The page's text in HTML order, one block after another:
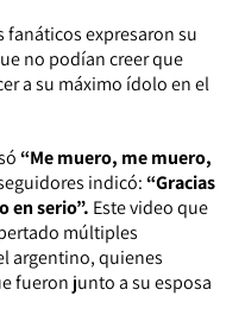
fanáticos expresaron su
no podían creer que
a su máximo ídolo en el
“Me muero, me muero,
indicó:“Gracias
en serio”. Este video que
múltiples
argentino, quienes
fueron junto a su esposa